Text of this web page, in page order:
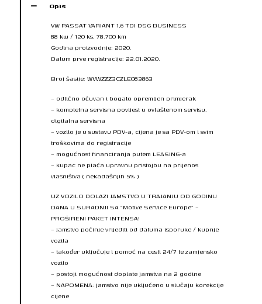
Opis
VW PASSAT VARIANT 1,6 TDI DSG BUSINESS
88 kw / 120 ks, 78.700 km
Godina proizvodnje: 2020.
Datum prve registracije: 22.01.2020.
Broj šasije: WVWZZZ3CZLE083863
– odlično očuvan i bogato opremljen primjerak
– kompletna servisna povijest u ovlaštenom servisu,
digitalna servisna
– vozilo je u sustavu PDV-a, cijena je sa PDV-om i svim
troškovima do registracije
– mogućnost financiranja putem LEASING-a
– kupac ne plaća upravnu pristojbu na prijenos
vlasništva ( nekadašnjih 5% )
UZ VOZILO DOLAZI JAMSTVO U TRAJANJU OD GODINU
DANA U SURADNJI SA “Motive Service Europe” –
PROŠIRENI PAKET INTENSA!
– jamstvo počinje vrijediti od datuma isporuke / kupnje
vozila
– također uključuje i pomoć na cesti 24/7 te zamjensko
vozilo
– postoji mogućnost doplate jamstva na 2 godine
– NAPOMENA: jamstvo nije uključeno u slučaju korekcije
cijene